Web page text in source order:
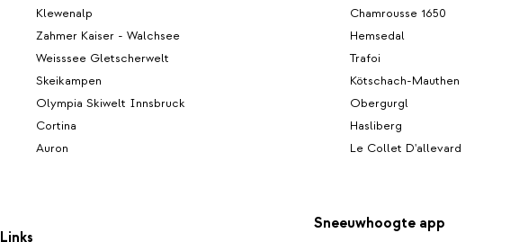
Klewenalp
Zahmer Kaiser - Walchsee
Weisssee Gletscherwelt
Skeikampen
Olympia Skiwelt Innsbruck
Cortina
Auron
Chamrousse 1650
Hemsedal
Trafoi
Kötschach-Mauthen
Obergurgl
Hasliberg
Le Collet D'allevard
Links
Sneeuwhoogte app